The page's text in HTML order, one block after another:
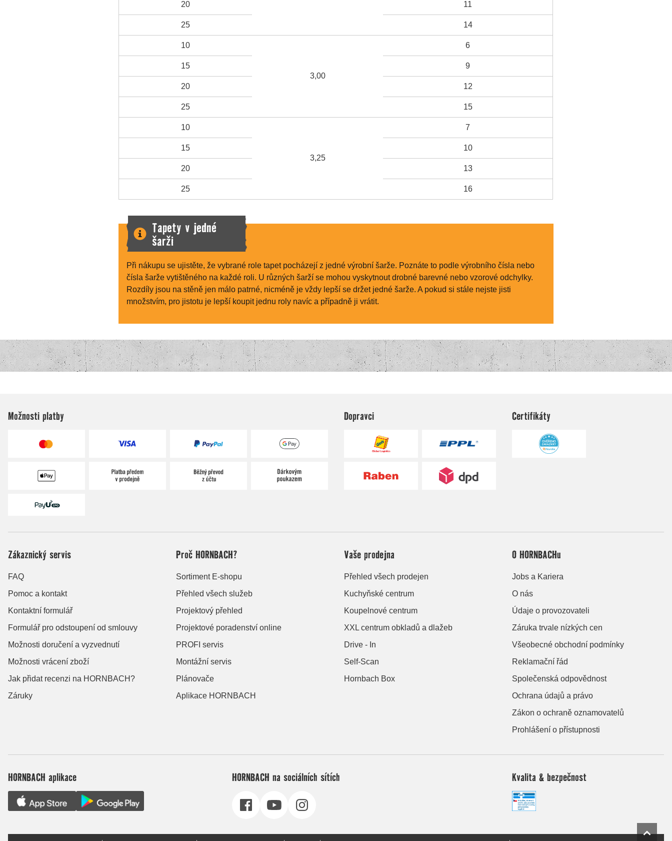
Možnosti platby Dopravci Certifikáty
Zákaznický servis
FAQ
Pomoc a kontakt
Kontaktní formulář
Formulář pro odstoupení od smlouvy
Možnosti doručení a vyzvednutí
Možnosti vrácení zboží
Jak přidat recenzi na HORNBACH?
Záruky
Proč HORNBACH?
Sortiment E-shopu
Přehled všech služeb
Projektový přehled
Projektové poradenství online
PROFI servis
Montážní servis
Plánovače
Aplikace HORNBACH
Vaše prodejna
Přehled všech prodejen
Kuchyňské centrum
Koupelnové centrum
XXL centrum obkladů a dlažeb
Drive - In
Self-Scan
Hornbach Box
O HORNBACHu
Jobs a Kariera
O nás
Údaje o provozovateli
Záruka trvale nízkých cen
Všeobecné obchodní podmínky
Reklamační řád
Společenská odpovědnost
Ochrana údajů a právo
Zákon o ochraně oznamovatelů
Prohlášení o přístupnosti
HORNBACH aplikace HORNBACH na sociálních sítích Kvalita & bezpečnost